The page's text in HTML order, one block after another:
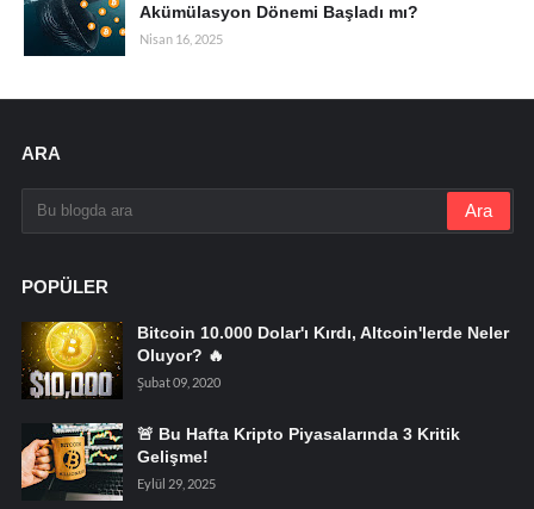
Akümülasyon Dönemi Başladı mı?
Nisan 16, 2025
ARA
POPÜLER
Bitcoin 10.000 Dolar'ı Kırdı, Altcoin'lerde Neler
Oluyor? 🔥
Şubat 09, 2020
🚨 Bu Hafta Kripto Piyasalarında 3 Kritik
Gelişme!
Eylül 29, 2025